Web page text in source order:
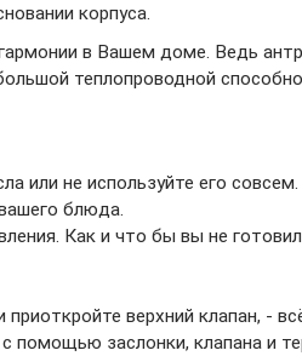
корпуса.
в Вашем доме. Ведь
теплопроводной
или не используйте его
блюда.
Как и что бы вы не
верхний клапан, -
помощью заслонки, клапана и